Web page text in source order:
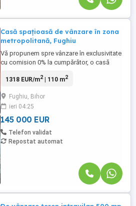
Casă spațioasă de vânzare în zona
metropolitană, Fughiu
Vă propunem spre vânzare în exclusivitate
cu comision 0% la cumpărător, o casă
metropolitană la Fughiu, ideală pentru o
Proprietatea este compusă din casă,
anexe, pivniță și teren de 1079mp. Casa și
anexele sunt construite în totalitate ...
1318 EUR/m2| 110 m2
Fughiu, Bihor
ieri 04:25
145 000 EUR
Telefon validat
Repostat automat